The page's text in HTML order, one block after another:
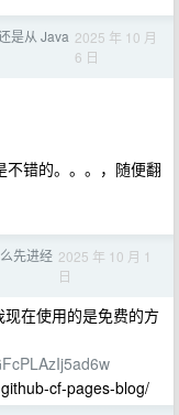
是从 Java 2025 年 10 月
6 日
错的。。。，随便翻
先进经 2025 年 10 月 1
日
在使用的是免费的方
cf-pages-blog/